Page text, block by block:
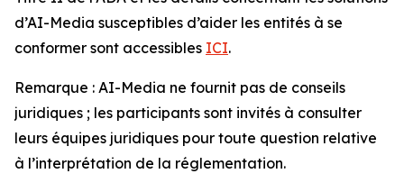
d’AI-Media susceptibles d’aider les entités à se
conformer sont accessibles ICI.
Remarque : AI-Media ne fournit pas de conseils
juridiques ; les participants sont invités à consulter
leurs équipes juridiques pour toute question relative
à l’interprétation de la réglementation.